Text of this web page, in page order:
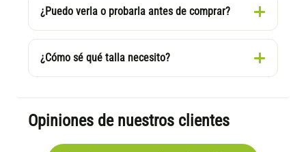
¿Puedo verla o probarla antes de comprar?
¿Cómo sé qué talla necesito?
Opiniones de nuestros clientes